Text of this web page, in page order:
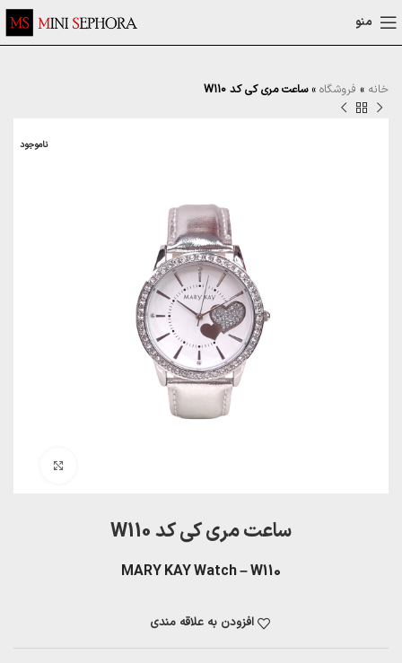
منو
خانه » فروشگاه »ساعت مری کی کد W110
ناموجود
ساعت مری کی کد W110
MARY KAY Watch – W110
افزودن به علاقه مندی